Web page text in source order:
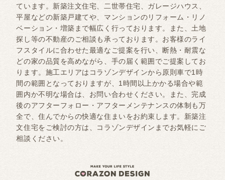
ています。新築注文住宅、二世帯住宅、ガレージハウス、
平屋などの新築戸建てや、マンションのリフォーム・リノ
ベーション・増築まで幅広く行っております。また、土地
探し等の不動産のご相談も承っております。お客様のライ
フスタイルに合わせた最適なご提案を行い、断熱・耐震な
どの家の品質を高めながら、手の届く範囲でご提案してお
ります。施工エリアはコラゾンデザインから原則車で1時
間の範囲となっておりますが、1時間以上かかる場合や範
囲内か不明な場合は、お問い合わせください。また、完成
後のアフターフォロー・アフターメンテナンスの体制も万
全で、住んでからの快適な住まいをお約束します。新築注
文住宅をご検討の方は、コラゾンデザインまでお気軽にご
相談ください。